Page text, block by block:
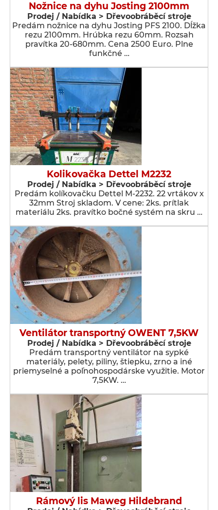
Nožnice na dyhu Josting 2100mm
Prodej / Nabídka > Dřevoobráběcí stroje
Predám nožnice na dyhu Josting PFS 2100. Dĺžka
rezu 2100mm. Hrúbka rezu 60mm. Rozsah
pravítka 20-680mm. Cena 2500 Euro. Plne
funkčné …
Kolikovačka Dettel M2232
Prodej / Nabídka > Dřevoobráběcí stroje
Predám kolíkovačku Dettel M-2232. 22 vrtákov x
32mm Stroj skladom. V cene: 2ks. prítlak
materiálu 2ks. pravítko bočné systém na skru …
Ventilátor transportný OWENT 7,5KW
Prodej / Nabídka > Dřevoobráběcí stroje
Predám transportný ventilátor na sypké
materiály, pelety, piliny, štiepku, zrno a iné
priemyselné a poľnohospodárske využitie. Motor
7,5KW. …
Rámový lis Maweg Hildebrand